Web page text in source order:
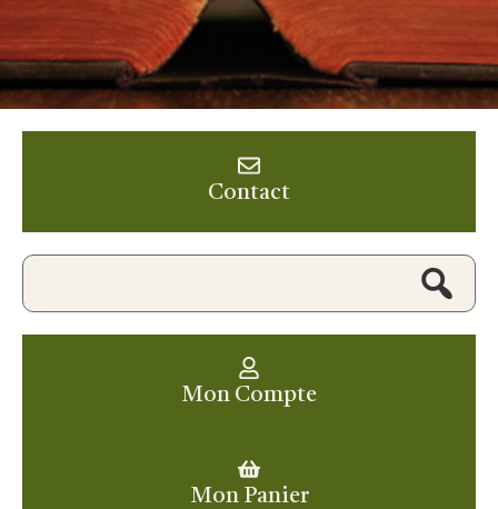
Contact
Mon Compte
Mon Panier